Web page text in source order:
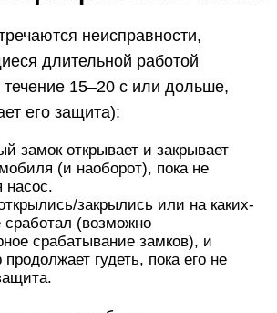
неисправности,
длительной работой
течение 15–20 с или дольше,
его защита):
замок открывает и закрывает
(и наоборот), пока не
насос.
закрылись или на каких-
сработал (возможно
срабатывание замков), и
гудеть, пока его не